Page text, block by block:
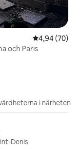
4,94 av 5 i
4,94 (70)
och Paris
i närheten
Denis